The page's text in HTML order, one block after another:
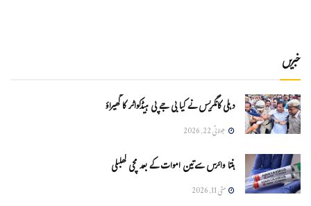
خبریں
دہلی کانگریس نے کیا بی جے پی ہیڈکواٹر کا گھیراؤ
جولائی 22, 2026
ہنتا وائرس سےتین اموات کے بعد مچی کھلبلی
مئی 11, 2026